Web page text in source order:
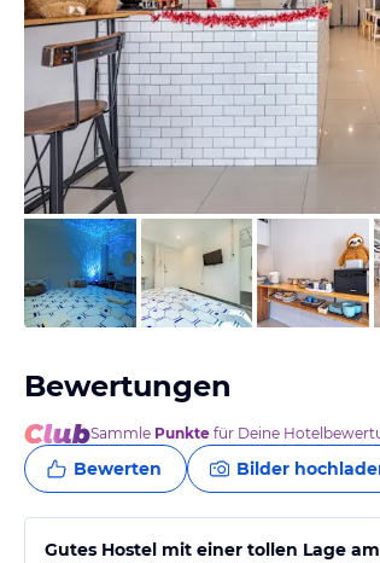
von Expedia
Bewertungen
Sammle Punkte für Deine
Bewerten Bilder
Gutes Hostel mit einer tollen Lage